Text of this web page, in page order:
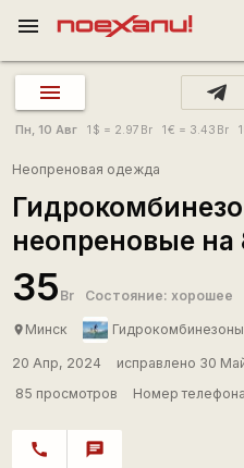
menu
Пн, 10 Авг 1 $ = 2.97 Br 1€ = 3.43 Br
Неопреновая одежда
неопреновые на
35 Br Состояние: хорошее
place Минск
20 Апр, 2024 исправлено 30
85 просмотров
Номер
call chat